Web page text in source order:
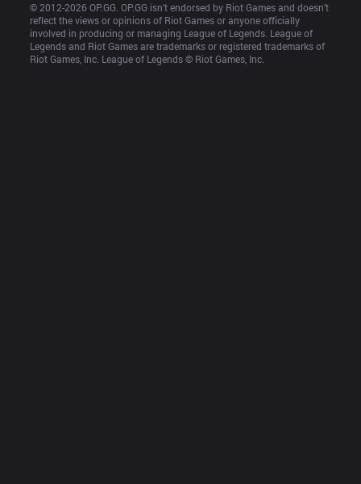
© 2012-2026 OP.GG. OP.GG isn’t endorsed by Riot Games and doesn’t
reflect the views or opinions of Riot Games or anyone officially
involved in producing or managing League of Legends. League of
Legends and Riot Games are trademarks or registered trademarks of
Riot Games, Inc. League of Legends © Riot Games, Inc.